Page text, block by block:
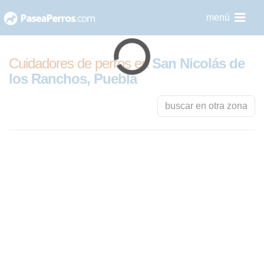
al
menú
Cuidadores de perros enSan Nicolás de
los Ranchos, Puebla
buscar en otra zona